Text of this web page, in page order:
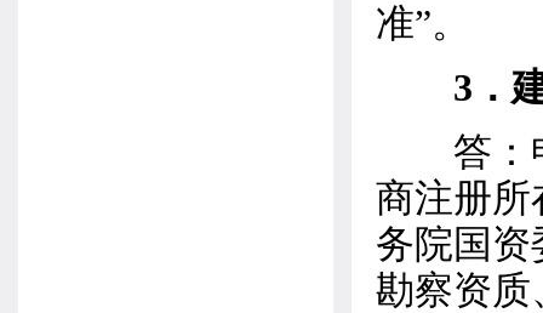
准”。
3．
答：申
商注册所
务院国
勘察资质